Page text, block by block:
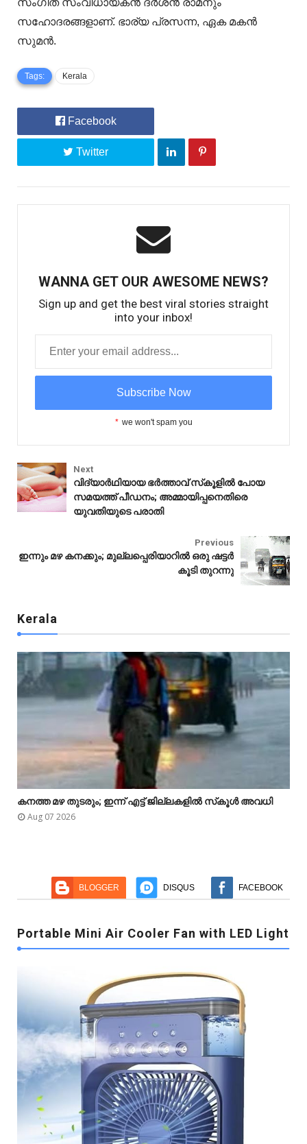
സംഗീത സംവിധായകന്‍ ദര്‍ശൻ രാമനും
സഹോദരങ്ങളാണ്. ഭാര്യ പ്രസന്ന, ഏക മകന്‍
സുമന്‍.
Tags: Kerala
Facebook
Twitter
WANNA GET OUR AWESOME NEWS?
Sign up and get the best viral stories straight
into your inbox!
* we won't spam you
Next
വിദ്യാർഥിയായ ഭർത്താവ് സ്‌കൂളിൽ പോയ
സമയത്ത് പീഡനം; അമ്മായിപ്പനെതിരെ
യുവതിയുടെ പരാതി
Previous
ഇന്നും മഴ കനക്കും; മുല്ലപ്പെരിയാറിൽ ഒരു ഷട്ടർ
കൂടി തുറന്നു
Kerala
  
കനത്ത മഴ തുടരും; ഇന്ന് എട്ട് ജില്ലകളിൽ സ്‌കൂൾ അവധി
Aug 07 2026
BLOGGER DISQUS FACEBOOK
Portable Mini Air Cooler Fan with LED Light